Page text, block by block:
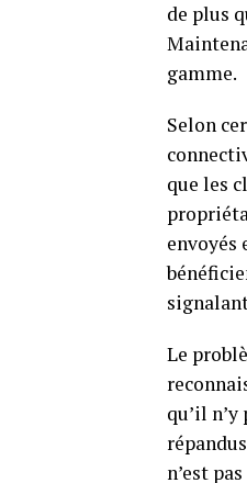
de plus
gamme.
Selon
que les
envoyés
Le
qu’il
n’est